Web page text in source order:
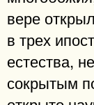
вере
в трех
естества,
сокрытым